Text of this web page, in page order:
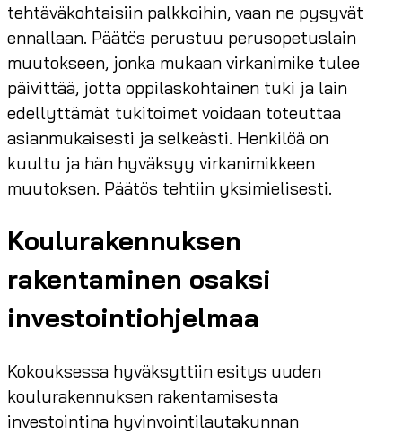
tehtäväkohtaisiin palkkoihin, vaan ne pysyvät
ennallaan. Päätös perustuu perusopetuslain
muutokseen, jonka mukaan virkanimike tulee
päivittää, jotta oppilaskohtainen tuki ja lain
edellyttämät tukitoimet voidaan toteuttaa
asianmukaisesti ja selkeästi. Henkilöä on
kuultu ja hän hyväksyy virkanimikkeen
muutoksen. Päätös tehtiin yksimielisesti.
Koulurakennuksen
rakentaminen osaksi
investointiohjelmaa
Kokouksessa hyväksyttiin esitys uuden
koulurakennuksen rakentamisesta
investointina hyvinvointilautakunnan